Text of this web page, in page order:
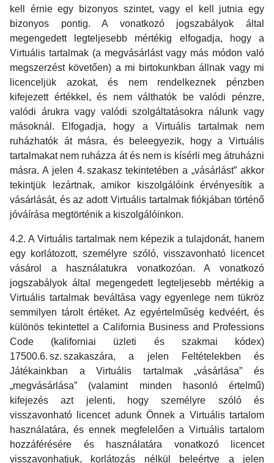
kell érnie egy bizonyos szintet, vagy el kell jutnia egy
bizonyos pontig. A vonatkozó jogszabályok által
megengedett legteljesebb mértékig elfogadja, hogy a
Virtuális tartalmak (a megvásárlást vagy más módon való
megszerzést követően) a mi birtokunkban állnak vagy mi
licenceljük azokat, és nem rendelkeznek pénzben
kifejezett értékkel, és nem válthatók be valódi pénzre,
valódi árukra vagy valódi szolgáltatásokra nálunk vagy
másoknál. Elfogadja, hogy a Virtuális tartalmak nem
ruházhatók át másra, és beleegyezik, hogy a Virtuális
tartalmakat nem ruházza át és nem is kísérli meg átruházni
másra. A jelen 4. szakasz tekintetében a „vásárlást” akkor
tekintjük lezártnak, amikor kiszolgálóink érvényesítik a
vásárlását, és az adott Virtuális tartalmak fiókjában történő
jóváírása megtörténik a kiszolgálóinkon.
4.2. A Virtuális tartalmak nem képezik a tulajdonát, hanem
egy korlátozott, személyre szóló, visszavonható licencet
vásárol a használatukra vonatkozóan. A vonatkozó
jogszabályok által megengedett legteljesebb mértékig a
Virtuális tartalmak beváltása vagy egyenlege nem tükröz
semmilyen tárolt értéket. Az egyértelműség kedvéért, és
különös tekintettel a California Business and Professions
Code (kaliforniai üzleti és szakmai kódex)
17500.6. sz. szakaszára, a jelen Feltételekben és
Játékainkban a Virtuális tartalmak „vásárlása” és
„megvásárlása” (valamint minden hasonló értelmű)
kifejezés azt jelenti, hogy személyre szóló és
visszavonható licencet adunk Önnek a Virtuális tartalom
használatára, és ennek megfelelően a Virtuális tartalom
hozzáférésére és használatára vonatkozó licencet
visszavonhatjuk, korlátozás nélkül beleértve a jelen